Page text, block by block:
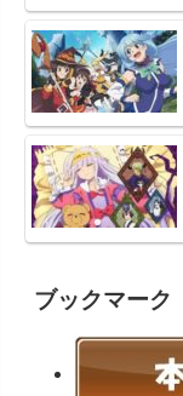
ブックマーク